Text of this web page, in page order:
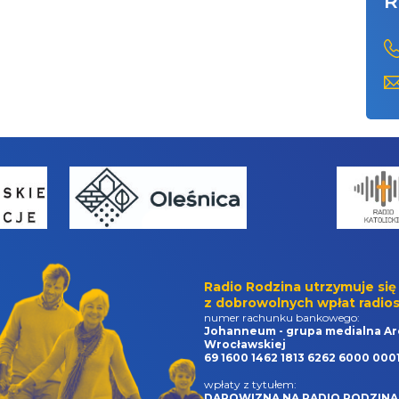
Radio Rodzina utrzymuje się
z dobrowolnych wpłat
numer rachunku bankowego:
Johanneum - grupa medialna
Wrocławskiej
69 1600 1462 1813 6262 6000
wpłaty z tytułem: